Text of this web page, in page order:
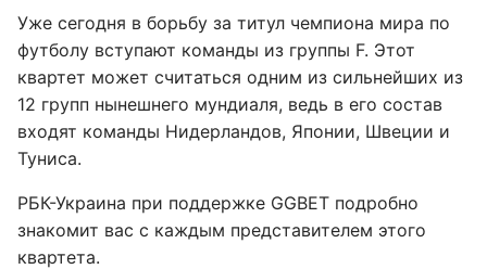
Уже сегодня в борьбу за титул чемпиона мира по
футболу вступают команды из группы F. Этот
квартет может считаться одним из сильнейших из
12 групп нынешнего мундиаля, ведь в его состав
входят команды Нидерландов, Японии, Швеции и
Туниса.
РБК-Украина при поддержке GGBET подробно
знакомит вас с каждым представителем этого
квартета.